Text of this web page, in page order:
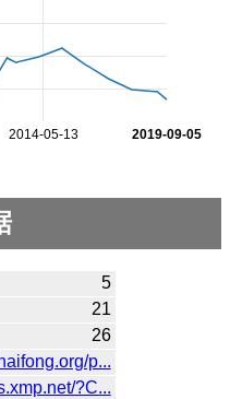
2014-05-13 2019-09-05
5
21
26
p...
?C...